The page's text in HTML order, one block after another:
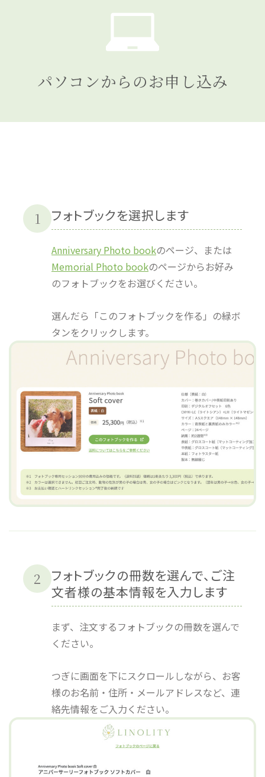
パソコンからのお申し込み
1 フォトブックを選択します
Anniversary Photo bookのページ、または
Memorial Photo bookのページからお好み
のフォトブックをお選びください。
選んだら「このフォトブックを作る」の緑ボ
タンをクリックします。
2
フォトブックの冊数を選んで、ご注
文者様の基本情報を入力します
まず、注文するフォトブックの冊数を選んで
ください。
つぎに画面を下にスクロールしながら、お客
様のお名前・住所・メールアドレスなど、連
絡先情報をご入力ください。